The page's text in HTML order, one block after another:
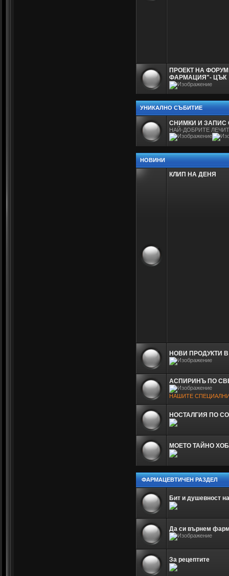
ПРОЕКТ НА
ФАРМАЦИЯ"- ЦЪК
УНИКАЛНО СЪБИТИЕ
СНИМКИ И ЗАПИС
НАЙ-ДОБРИТЕ
НОВИНИ
КЛИП НА ДЕНЯ
НОВИ ПРОДУКТИ
АСПИРИНЪ ПО
НАШИТЕ
НОСТАЛГИЯ ПО
МОЕТО ТАЙНО
ФАРМАЦЕВТИЧЕН РАЗДЕЛ
Бит и душевност
Да си върнем
За рецептите